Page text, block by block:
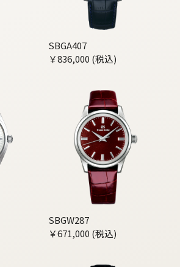
SBGA407
￥836,000 (税込)
SBGW287
￥671,000 (税込)